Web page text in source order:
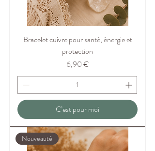
Bracelet cuivre pour santé, énergie et
protection
Prix
6,90 €
C’est pour moi
Nouveauté